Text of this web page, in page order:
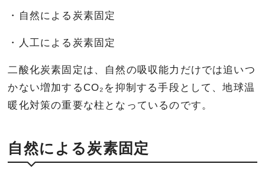
・自然による炭素固定
・人工による炭素固定
二酸化炭素固定は、自然の吸収能力だけでは追いつ
かない増加するCO₂を抑制する手段として、地球温
暖化対策の重要な柱となっているのです。
自然による炭素固定